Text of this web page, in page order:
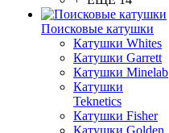
Поисковые катушки
Катушки Whites
Катушки Garrett
Катушки Minelab
Катушки
Teknetics
Катушки Fisher
Катушки Golden